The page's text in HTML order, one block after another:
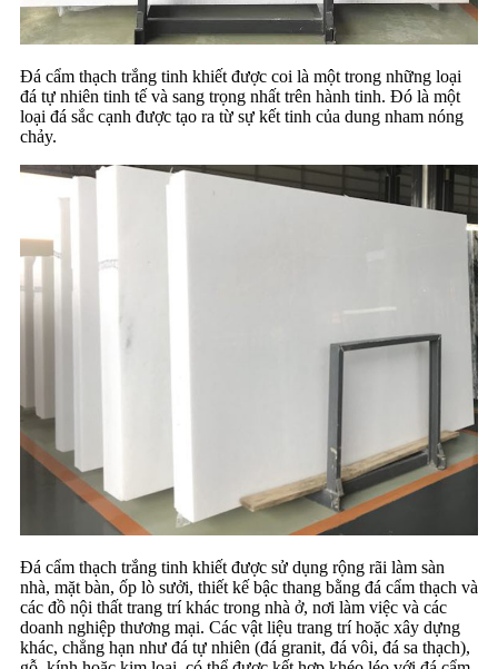
Đá cẩm thạch trắng tinh khiết được coi là một trong những loại
đá tự nhiên tinh tế và sang trọng nhất trên hành tinh. Đó là một
loại đá sắc cạnh được tạo ra từ sự kết tinh của dung nham nóng
chảy.
Đá cẩm thạch trắng tinh khiết được sử dụng rộng rãi làm sàn
nhà, mặt bàn, ốp lò sưởi, thiết kế bậc thang bằng đá cẩm thạch và
các đồ nội thất trang trí khác trong nhà ở, nơi làm việc và các
doanh nghiệp thương mại. Các vật liệu trang trí hoặc xây dựng
khác, chẳng hạn như đá tự nhiên (đá granit, đá vôi, đá sa thạch),